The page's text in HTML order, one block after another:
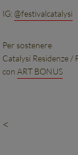
IG:@festivalcatalysi
Per sostenere
Catalysi Residenze /
conART BONUS
<